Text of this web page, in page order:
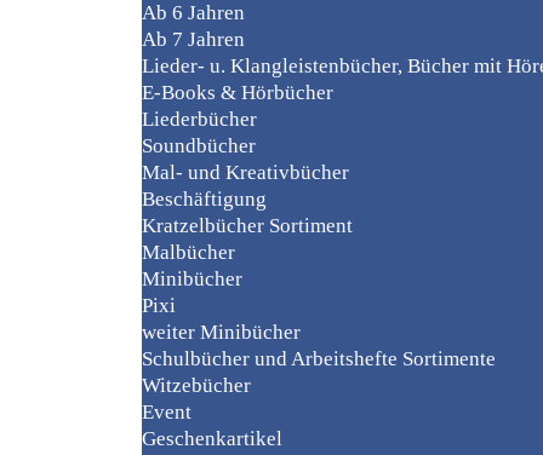
Ab 6 Jahren
Ab 7 Jahren
Lieder- u. Klangleistenbücher, Bücher mit
E-Books & Hörbücher
Liederbücher
Soundbücher
Mal- und Kreativbücher
Beschäftigung
Kratzelbücher Sortiment
Malbücher
Minibücher
Pixi
weiter Minibücher
Schulbücher und Arbeitshefte Sortimente
Witzebücher
Event
Geschenkartikel